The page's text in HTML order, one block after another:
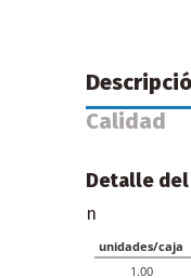
Calidad
Detalle
n